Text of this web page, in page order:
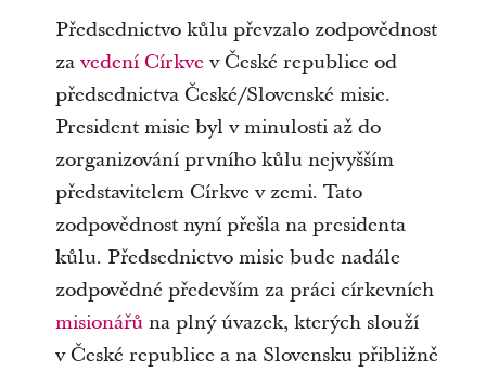
Předsednictvo kůlu převzalo zodpovědnost
za vedení Církve v České republice od
předsednictva České/Slovenské misie.
President misie byl v minulosti až do
zorganizování prvního kůlu nejvyšším
představitelem Církve v zemi. Tato
zodpovědnost nyní přešla na presidenta
kůlu. Předsednictvo misie bude nadále
zodpovědné především za práci církevních
misionářů na plný úvazek, kterých slouží
v České republice a na Slovensku přibližně